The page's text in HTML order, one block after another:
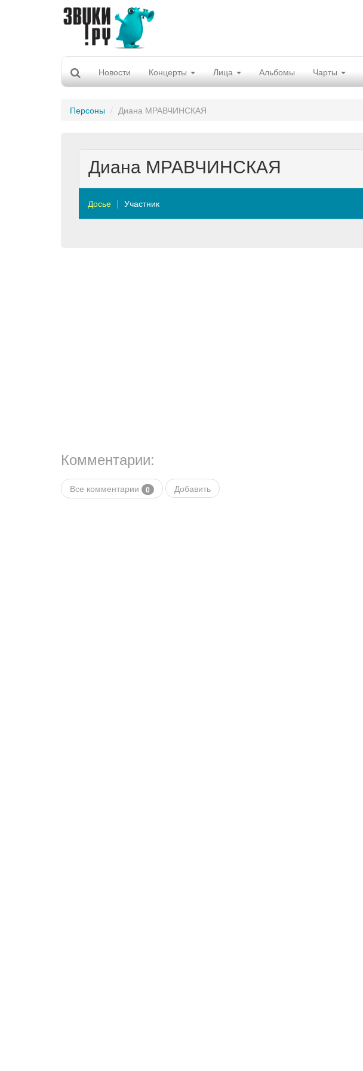
Новости Концерты Лица Альбомы Чарты
Персоны Диана МРАВЧИНСКАЯ
Диана МРАВЧИНСКАЯ
Досье Участник
Комментарии:
Все комментарии 0 Добавить